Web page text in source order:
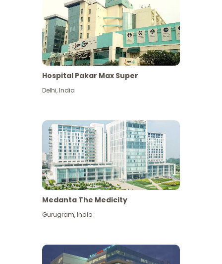
Hospital Pakar Max Super
Delhi,India
Medanta The Medicity
Gurugram,India